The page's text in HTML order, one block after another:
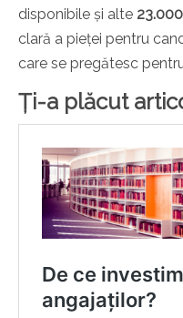
disponibile și alte
clară a pieței pentru
care se pregătesc
Ți-a plăcut